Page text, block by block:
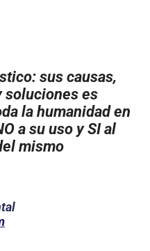
sus causas,
soluciones es
la humanidad en
a su uso y SI al
mismo